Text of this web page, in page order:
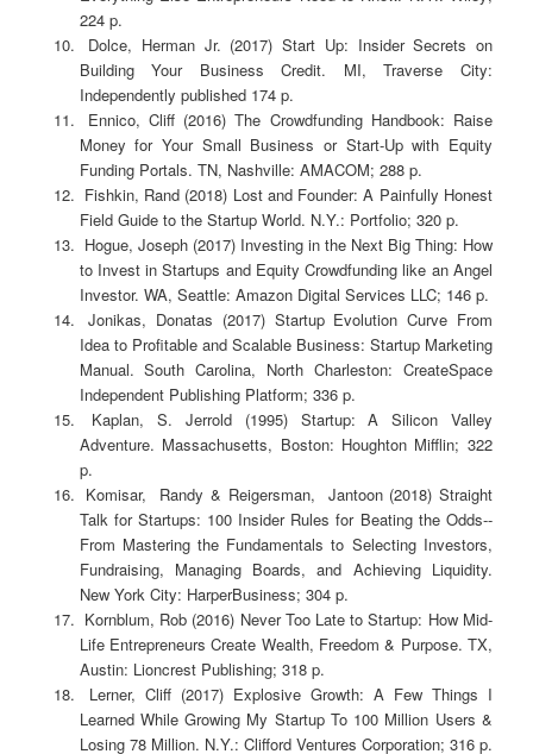
224 p.
Dolce, Herman Jr. (2017) Start Up: Insider Secrets on
Building Your Business Credit. MI, Traverse City:
Independently published 174 p.
Ennico, Cliff (2016) The Crowdfunding Handbook: Raise
Money for Your Small Business or Start-Up with Equity
Funding Portals. TN, Nashville: AMACOM; 288 p.
Fishkin, Rand (2018) Lost and Founder: A Painfully Honest
Field Guide to the Startup World. N.Y.: Portfolio; 320 p.
Hogue, Joseph (2017) Investing in the Next Big Thing: How
to Invest in Startups and Equity Crowdfunding like an Angel
Investor. WA, Seattle: Amazon Digital Services LLC; 146 p.
Jonikas, Donatas (2017) Startup Evolution Curve From
Idea to Profitable and Scalable Business: Startup Marketing
Manual. South Carolina, North Charleston: CreateSpace
Independent Publishing Platform; 336 p.
Kaplan, S. Jerrold (1995) Startup: A Silicon Valley
Adventure. Massachusetts, Boston: Houghton Mifflin; 322
p.
Komisar, Randy & Reigersman, Jantoon (2018) Straight
Talk for Startups: 100 Insider Rules for Beating the Odds--
From Mastering the Fundamentals to Selecting Investors,
Fundraising, Managing Boards, and Achieving Liquidity.
New York City: HarperBusiness; 304 p.
Kornblum, Rob (2016) Never Too Late to Startup: How Mid-
Life Entrepreneurs Create Wealth, Freedom & Purpose. TX,
Austin: Lioncrest Publishing; 318 p.
Lerner, Cliff (2017) Explosive Growth: A Few Things I
Learned While Growing My Startup To 100 Million Users &
Losing 78 Million. N.Y.: Clifford Ventures Corporation; 316 p.